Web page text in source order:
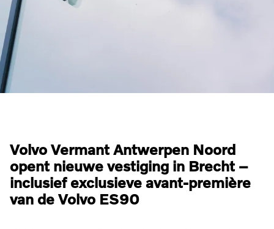
Volvo Vermant Antwerpen Noord
opent nieuwe vestiging in Brecht –
inclusief exclusieve avant‑première
van de Volvo ES90